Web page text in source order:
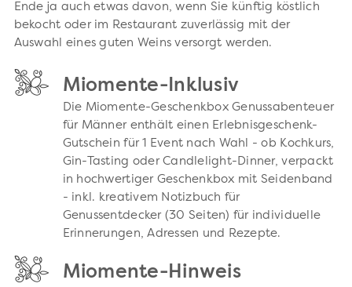
Ende ja auch etwas davon, wenn Sie künftig köstlich
bekocht oder im Restaurant zuverlässig mit der
Auswahl eines guten Weins versorgt werden.
Miomente-Inklusiv
Die Miomente-Geschenkbox Genussabenteuer
für Männer enthält einen Erlebnisgeschenk-
Gutschein für 1 Event nach Wahl - ob Kochkurs,
Gin-Tasting oder Candlelight-Dinner, verpackt
in hochwertiger Geschenkbox mit Seidenband
- inkl. kreativem Notizbuch für
Genussentdecker (30 Seiten) für individuelle
Erinnerungen, Adressen und Rezepte.
Miomente-Hinweis